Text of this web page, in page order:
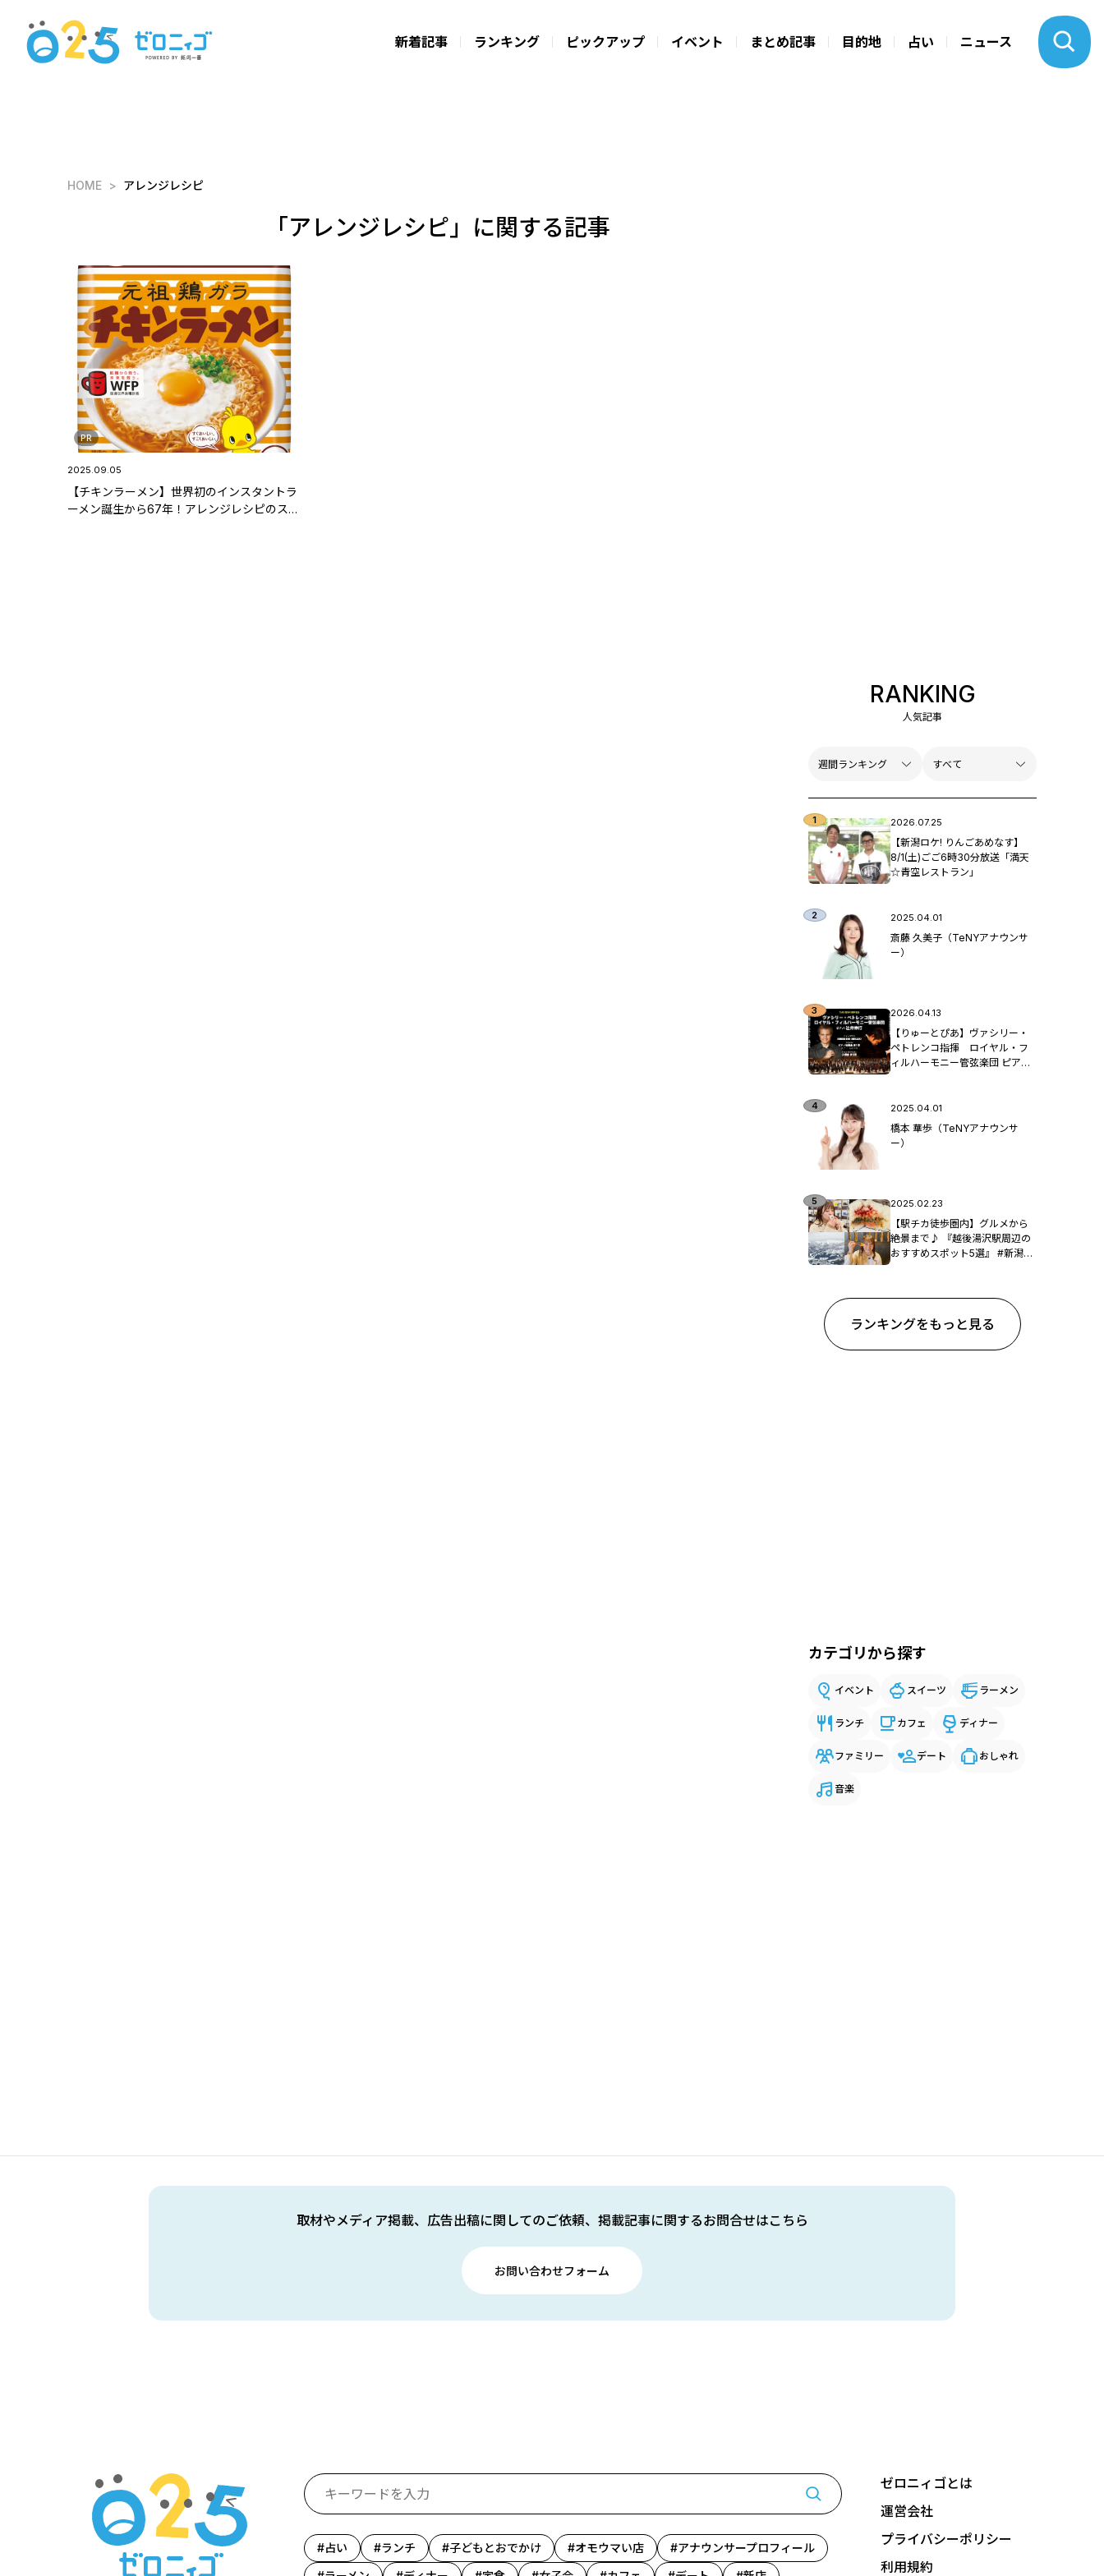
新着記事 ランキング ピックアップ イベント まとめ記事 目的地 占い ニュース
HOME アレンジレシピ
「アレンジレシピ」に関する記事
PR
2025.09.05
【チキンラーメン】世界初のインスタントラ
ーメン誕生から67年！アレンジレシピのスス
RANKING
人気記事
2026.07.25
【新潟ロケ! りんごあめなす】
8/1(土)ごご6時30分放送「満天
☆青空レストラン」
2025.04.01
斎藤 久美子（TeNYアナウンサ
ー）
2026.04.13
【りゅーとぴあ】ヴァシリー・
ペトレンコ指揮 ロイヤル・フ
ィルハーモニー管弦楽団 ピア
2025.04.01
橋本 華歩（TeNYアナウンサ
ー）
2025.02.23
【駅チカ徒歩圏内】グルメから
絶景まで♪ 『越後湯沢駅周辺の
おすすめスポット5選』 #新潟観
ランキングをもっと見る
カテゴリから探す
イベント スイーツ ラーメン
ランチ カフェ ディナー
ファミリー デート おしゃれ
音楽
取材やメディア掲載、広告出稿に関してのご依頼、掲載記事に関するお問合せはこちら
お問い合わせフォーム
占い ランチ 子どもとおでかけ オモウマい店
アナウンサープロフィール
ゼロニィゴとは
運営会社
プライバシーポリシー
利用規約